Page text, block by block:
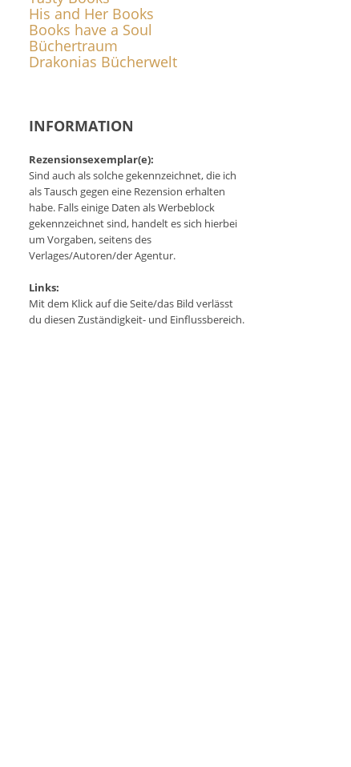
His and Her Books
Books have a Soul
Büchertraum
Drakonias Bücherwelt
INFORMATION
Rezensionsexemplar(e):
Sind auch als solche gekennzeichnet, die ich
als Tausch gegen eine Rezension erhalten
habe. Falls einige Daten als Werbeblock
gekennzeichnet sind, handelt es sich hierbei
um Vorgaben, seitens des
Verlages/Autoren/der Agentur.
Links:
Mit dem Klick auf die Seite/das Bild verlässt
du diesen Zuständigkeit- und Einflussbereich.